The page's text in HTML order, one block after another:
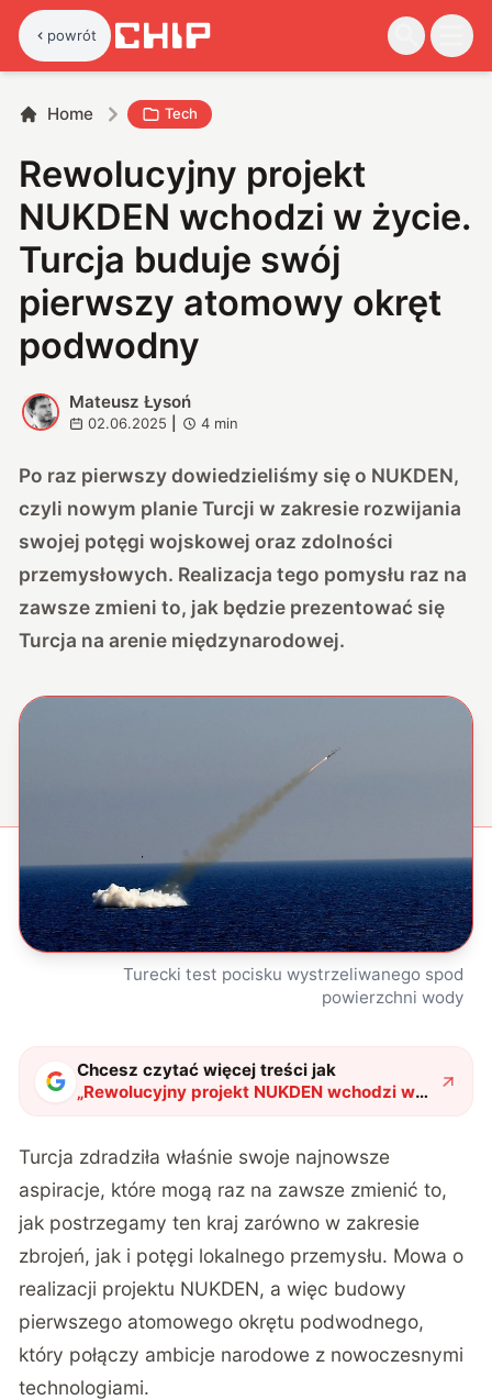
powrót
Home Tech
Rewolucyjny projekt
NUKDEN wchodzi w życie.
Turcja buduje swój
pierwszy atomowy okręt
podwodny
M
Mateusz Łysoń
02.06.2025 4 min
Po raz pierwszy dowiedzieliśmy się o NUKDEN,
czyli nowym planie Turcji w zakresie rozwijania
swojej potęgi wojskowej oraz zdolności
przemysłowych. Realizacja tego pomysłu raz na
zawsze zmieni to, jak będzie prezentować się
Turcja na arenie międzynarodowej.
Turecki test pocisku wystrzeliwanego spod
powierzchni wody
Chcesz czytać więcej treści jak
„Rewolucyjny projekt NUKDEN wchodzi w
życie. Turcja buduje swój pierwszy
Turcja zdradziła właśnie swoje najnowsze
aspiracje, które mogą raz na zawsze zmienić to,
jak postrzegamy ten kraj zarówno w zakresie
zbrojeń, jak i potęgi lokalnego przemysłu. Mowa o
realizacji projektu NUKDEN, a więc budowy
pierwszego atomowego okrętu podwodnego,
który połączy ambicje narodowe z nowoczesnymi
technologiami.